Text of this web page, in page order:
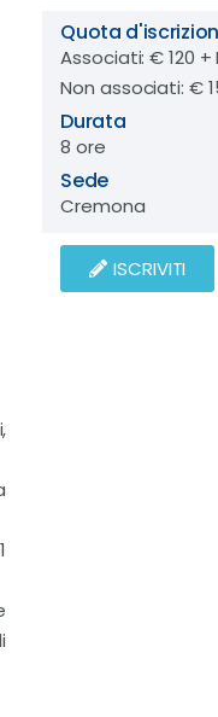
Quota
Associati: € 120 +
Non associati: €
Durata
8 ore
Sede
Cremona
ISCRIVITI